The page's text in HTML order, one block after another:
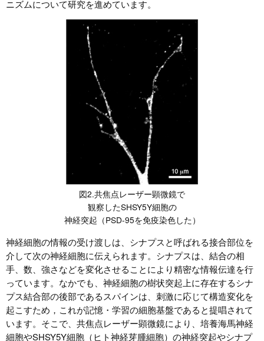
ニズムについて研究を進めています。
図2.共焦点レーザー顕微鏡で
観察したSHSY5Y細胞の
神経突起（PSD-95を免疫染色した）
神経細胞の情報の受け渡しは、シナプスと呼ばれる接合部位を
介して次の神経細胞に伝えられます。シナプスは、結合の相
手、数、強さなどを変化させることにより精密な情報伝達を行
っています。なかでも、神経細胞の樹状突起上に存在するシナ
プス結合部の後部であるスパインは、刺激に応じて構造変化を
起こすため，これが記憶・学習の細胞基盤であると提唱されて
います。そこで、共焦点レーザー顕微鏡により、培養海馬神経
細胞やSHSY5Y細胞（ヒト神経芽腫細胞）の神経突起やシナプ